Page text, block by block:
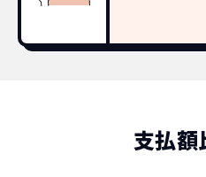
支払額